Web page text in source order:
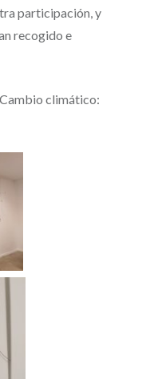
participación, y
recogido e
climático: